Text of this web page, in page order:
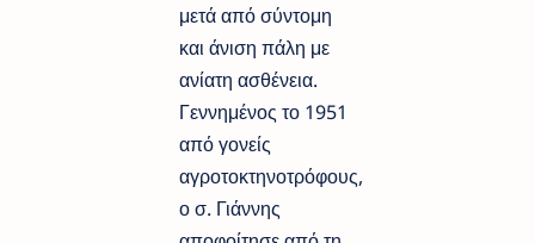
μετά από σύντομη
και άνιση πάλη με
ανίατη ασθένεια.
Γεννημένος το 1951
από γονείς
αγροτοκτηνοτρόφους,
ο σ. Γιάννης